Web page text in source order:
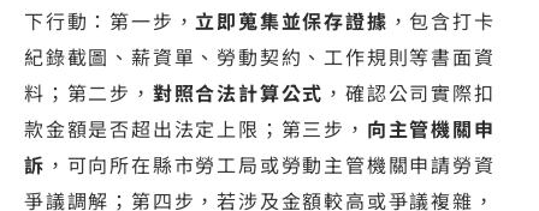
下行動：第一步， 立即蒐集並保存證據 ，包含打卡
紀錄截圖、薪資單、勞動契約、工作規則等書面資
料；第二步， 對照合法計算公式 ，確認公司實際扣
款金額是否超出法定上限；第三步， 向主管機關申
訴 ，可向所在縣市勞工局或勞動主管機關申請勞資
爭議調解；第四步，若涉及金額較高或爭議複雜，